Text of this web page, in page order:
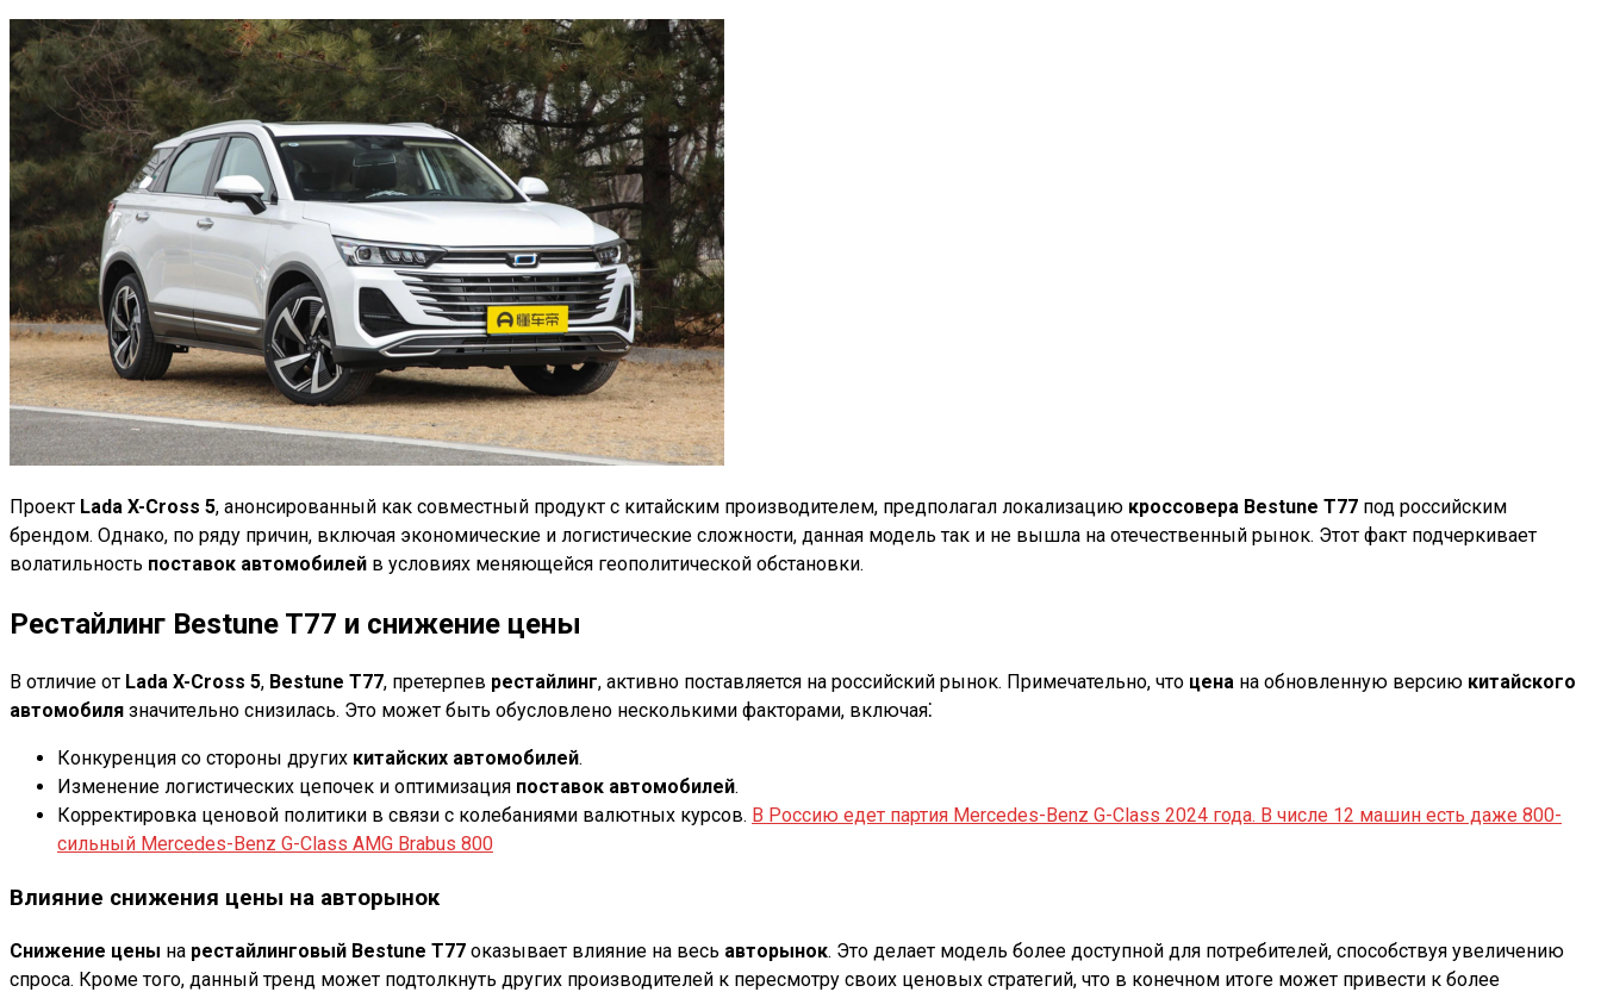
Проект Lada X-Cross 5, анонсированный как совместный продукт с китайским производителем, предполагал локализацию кроссовера Bestune T77 под российским
брендом. Однако, по ряду причин, включая экономические и логистические сложности, данная модель так и не вышла на отечественный рынок. Этот факт подчеркивает
волатильность поставок автомобилей в условиях меняющейся геополитической обстановки.
Рестайлинг Bestune T77 и снижение цены
В отличие от Lada X-Cross 5, Bestune T77, претерпев рестайлинг, активно поставляется на российский рынок. Примечательно, что цена на обновленную версию китайского
автомобиля значительно снизилась. Это может быть обусловлено несколькими факторами, включая⁚
Конкуренция со стороны других китайских автомобилей.
Изменение логистических цепочек и оптимизация поставок автомобилей.
Корректировка ценовой политики в связи с колебаниями валютных курсов. В Россию едет партия Mercedes-Benz G-Class 2024 года. В числе 12 машин есть даже 800-
сильный Mercedes-Benz G-Class AMG Brabus 800
Влияние снижения цены на авторынок
Снижение цены на рестайлинговый Bestune T77 оказывает влияние на весь авторынок. Это делает модель более доступной для потребителей, способствуя увеличению
спроса. Кроме того, данный тренд может подтолкнуть других производителей к пересмотру своих ценовых стратегий, что в конечном итоге может привести к более